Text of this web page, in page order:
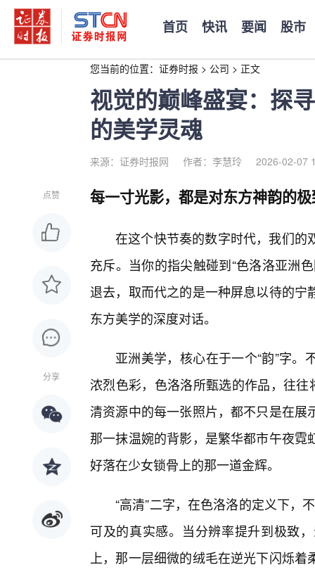
首页 快讯 要闻 股市
您当前的位置： 证券时报 > 公司 > 正文
视觉的巅峰盛宴：探
的美学灵魂
来源：证券时报网 作者：李慧玲 2026-02-07
点赞
分享
每一寸光影，都是对东方神韵的
在这个快节奏的数字时代，我们的
充斥。当你的指尖触碰到“色洛洛亚洲
退去，取而代之的是一种屏息以待的
东方美学的深度对话。
亚洲美学，核心在于一个“韵”字
浓烈色彩，色洛洛所甄选的作品，往
清资源中的每一张照片，都不只是在
那一抹温婉的背影，是繁华都市午夜
好落在少女锁骨上的那一道金辉。
“高清”二字，在色洛洛的定义下，
可及的真实感。当分辨率提升到极致
上，那一层细微的绒毛在逆光下闪烁